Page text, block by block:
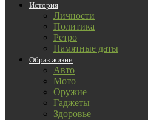
История
Личности
Политика
Ретро
Памятные даты
Образ жизни
Авто
Мото
Оружие
Гаджеты
Здоровье